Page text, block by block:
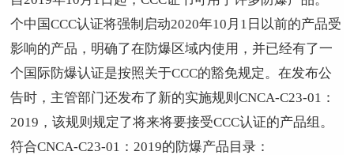
个中国CCC认证将强制启动2020年10 月 1 日以前的产品受
影响的产品，明确了在防爆区域内使用，并已经有了一
个国际防爆认证是按照关于CCC的豁免规定。在发布公
告时，主管部门还发布了新的实施规则CNCA-C23-01 ：
2019 ，该规则规定了将来将要接受CCC认证的产品组。
符合CNCA-C23-01 ： 2019的防爆产品目录：